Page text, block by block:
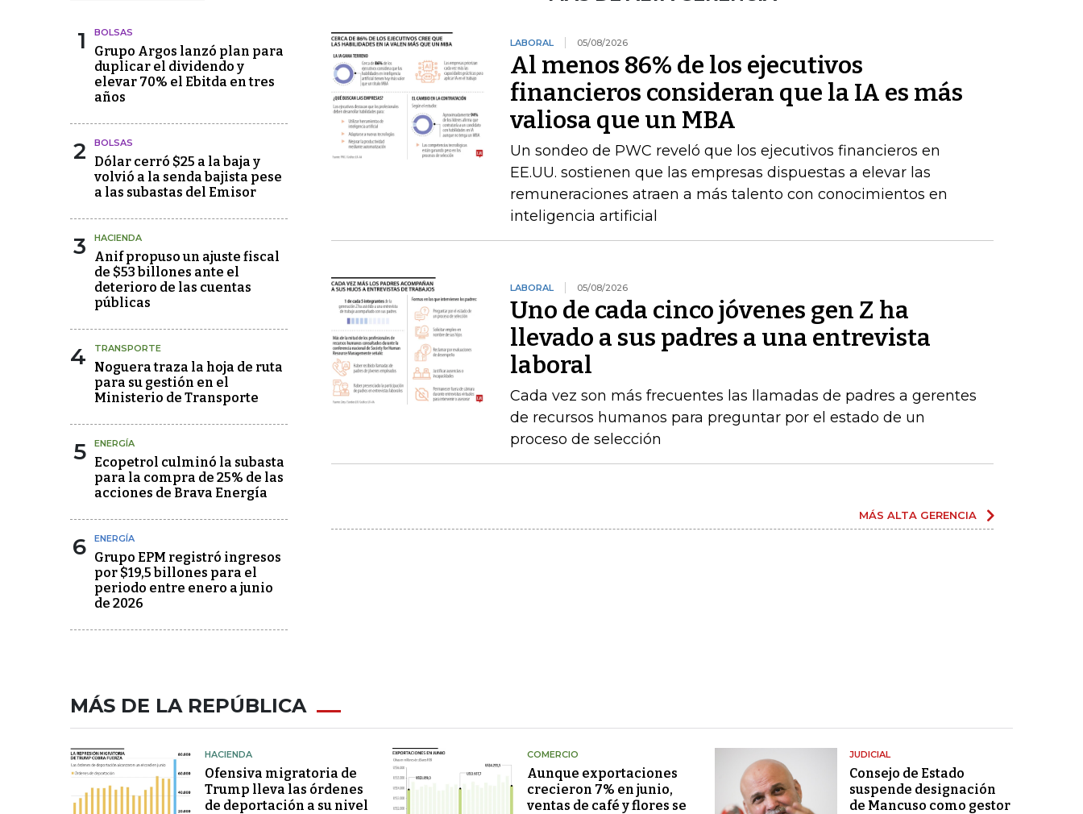
1 BOLSAS
Grupo Argos lanzó plan para
duplicar el dividendo y
elevar 70% el Ebitda en tres
años
2 BOLSAS
Dólar cerró $25 a la baja y
volvió a la senda bajista pese
a las subastas del Emisor
3 HACIENDA
Anif propuso un ajuste fiscal
de $53 billones ante el
deterioro de las cuentas
públicas
4 TRANSPORTE
Noguera traza la hoja de ruta
para su gestión en el
Ministerio de Transporte
5 ENERGÍA
Ecopetrol culminó la subasta
para la compra de 25% de las
acciones de Brava Energía
6 ENERGÍA
Grupo EPM registró ingresos
por $19,5 billones para el
periodo entre enero a junio
de 2026
LABORAL 05/08/2026
Al menos 86% de los ejecutivos
financieros consideran que la IA es más
valiosa que un MBA
Un sondeo de PWC reveló que los ejecutivos financieros en
EE.UU. sostienen que las empresas dispuestas a elevar las
remuneraciones atraen a más talento con conocimientos en
inteligencia artificial
LABORAL 05/08/2026
Uno de cada cinco jóvenes gen Z ha
llevado a sus padres a una entrevista
laboral
Cada vez son más frecuentes las llamadas de padres a gerentes
de recursos humanos para preguntar por el estado de un
proceso de selección
MÁS ALTA GERENCIA
MÁS DE LA REPÚBLICA
HACIENDA
Ofensiva migratoria de
Trump lleva las órdenes
de deportación a su nivel
COMERCIO
Aunque exportaciones
crecieron 7% en junio,
ventas de café y flores se
JUDICIAL
Consejo de Estado
suspende designación
de Mancuso como gestor